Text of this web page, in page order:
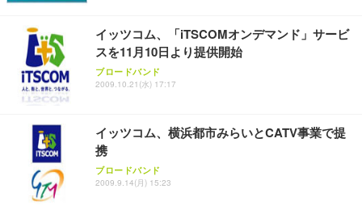
イッツコム、「iTSCOMオンデマンド」サービ
スを11月10日より提供開始
ブロードバンド
2009.10.21(水) 17:17
イッツコム、横浜都市みらいとCATV事業で提
携
ブロードバンド
2009.9.14(月) 15:23